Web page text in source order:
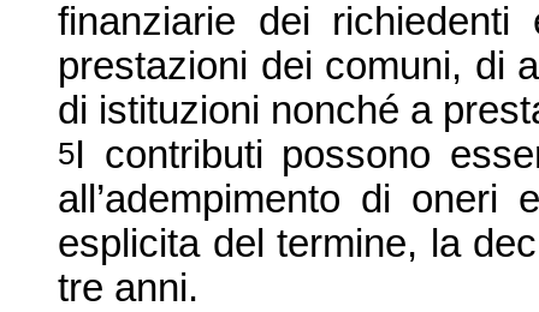
finanziarie dei
prestazioni dei comuni, di
di istituzioni nonché a
5I contributi possono
all’adempimento di oneri
esplicita del termine, la
tre anni.